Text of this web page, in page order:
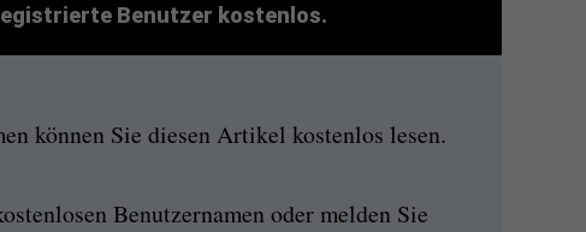
Benutzer kostenlos.
können Sie diesen Artikel kostenlos lesen.
Benutzernamen oder melden Sie